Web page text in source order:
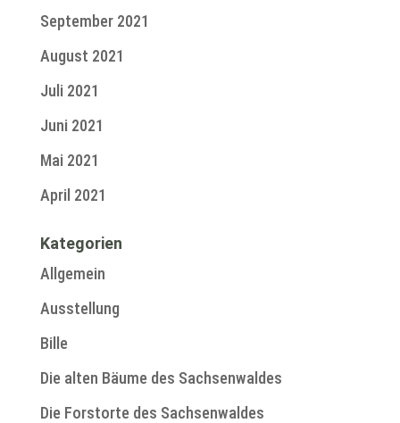
September 2021
August 2021
Juli 2021
Juni 2021
Mai 2021
April 2021
Kategorien
Allgemein
Ausstellung
Bille
Die alten Bäume des Sachsenwaldes
Die Forstorte des Sachsenwaldes